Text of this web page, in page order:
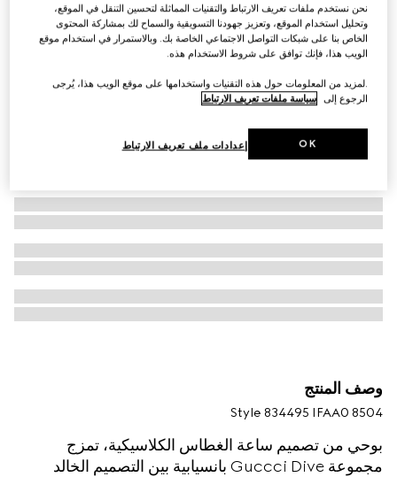
SAR 11,200
وصف المنتج
Style ‎834495 IFAA0 8504
بوحي من تصميم ساعة الغطاس الكلاسيكية، تمزج
مجموعة Guccci Dive بانسيابية بين التصميم الخالد
نحن نستخدم ملفات تعريف الارتباط والتقنيات المماثلة لتحسين التنقل في الموقع،
وتحليل استخدام الموقع، وتعزيز جهودنا التسويقية والسماح لك بمشاركة المحتوى
الخاص بنا على شبكات التواصل الاجتماعي الخاصة بك. وبالاستمرار في استخدام موقع
الويب هذا، فإنك توافق على شروط الاستخدام هذه.
.لمزيد من المعلومات حول هذه التقنيات واستخدامها على موقع الويب هذا، يُرجى
الرجوع إلى سياسة ملفات تعريف الارتباط
إعدادات ملف تعريف الارتباط OK